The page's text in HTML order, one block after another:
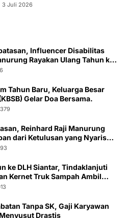
3 Juli 2026
Influencer Disabilitas
Rayakan Ulang Tahun ke-
Panti Asuhan
Tahun Baru, Keluarga Besar
Gelar Doa Bersama.
Reinhard Raji Manurung
dari Ketulusan yang Nyaris
ke DLH Siantar, Tindaklanjuti
Kernet Truk Sampah Ambil
Tanpa SK, Gaji Karyawan
Drastis